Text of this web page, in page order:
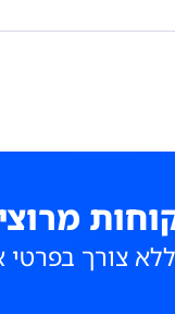
צורך בפרטי